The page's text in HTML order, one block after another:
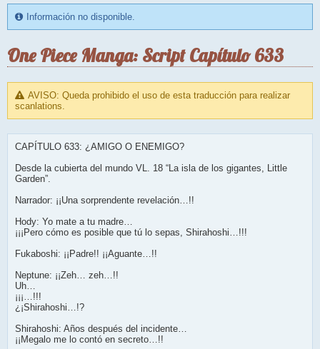
Información no disponible.
One Piece Manga: Script Capítulo 633
AVISO: Queda prohibido el uso de esta traducción para realizar
scanlations.
CAPÍTULO 633: ¿AMIGO O ENEMIGO?
Desde la cubierta del mundo VL. 18 “La isla de los gigantes, Little
Garden”.
Narrador: ¡¡Una sorprendente revelación…!!
Hody: Yo mate a tu madre…
¡¡¡Pero cómo es posible que tú lo sepas, Shirahoshi…!!!
Fukaboshi: ¡¡Padre!! ¡¡Aguante…!!
Neptune: ¡¡Zeh… zeh…!!
Uh…
¡¡¡…!!!
¿¡Shirahoshi…!?
Shirahoshi: Años después del incidente…
¡¡Megalo me lo contó en secreto…!!